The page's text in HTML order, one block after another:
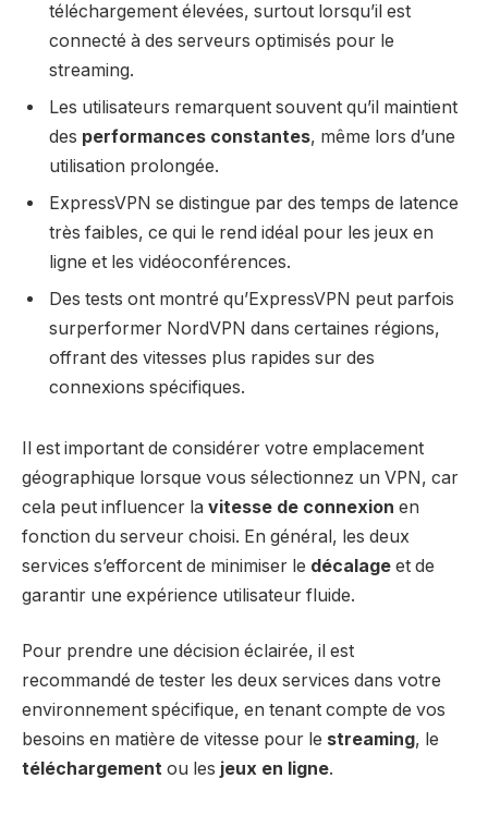
téléchargement élevées, surtout lorsqu’il est
connecté à des serveurs optimisés pour le
streaming.
Les utilisateurs remarquent souvent qu’il maintient
des performances constantes, même lors d’une
utilisation prolongée.
ExpressVPN se distingue par des temps de latence
très faibles, ce qui le rend idéal pour les jeux en
ligne et les vidéoconférences.
Des tests ont montré qu’ExpressVPN peut parfois
surperformer NordVPN dans certaines régions,
offrant des vitesses plus rapides sur des
connexions spécifiques.
Il est important de considérer votre emplacement
géographique lorsque vous sélectionnez un VPN, car
cela peut influencer la vitesse de connexion en
fonction du serveur choisi. En général, les deux
services s’efforcent de minimiser le décalage et de
garantir une expérience utilisateur fluide.
Pour prendre une décision éclairée, il est
recommandé de tester les deux services dans votre
environnement spécifique, en tenant compte de vos
besoins en matière de vitesse pour le streaming, le
téléchargement ou les jeux en ligne.